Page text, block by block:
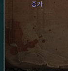
증가